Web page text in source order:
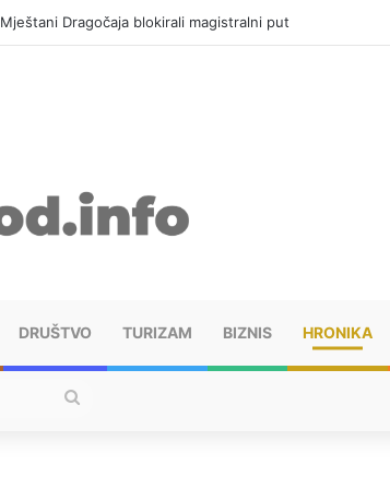
Helikopter ponovo gasi vatru u selima kod Trebinja
DRUŠTVO TURIZAM BIZNIS HRONIKA